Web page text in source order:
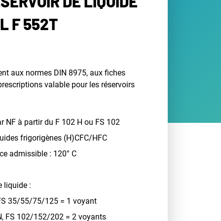
F 552T
aux normes DIN 8975, aux fiches
valable pour les réservoirs
NF à partir du F 102 H ou FS 102
frigorigènes (H)CFC/HFC
admissible : 120° C
liquide :
35/55/75/125 = 1 voyant
FS 102/152/202 = 2 voyants